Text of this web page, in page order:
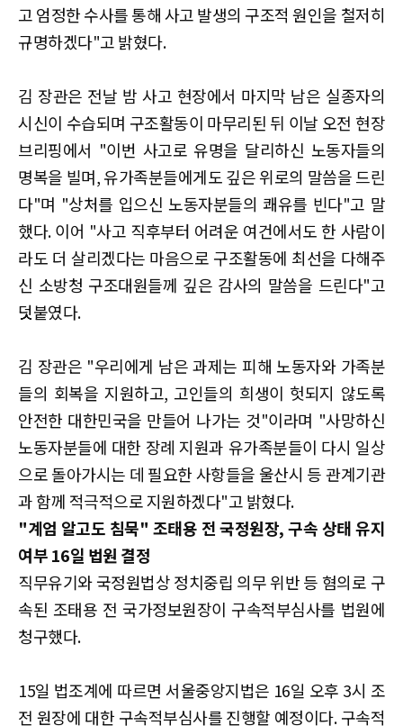
고 엄정한 수사를 통해 사고 발생의 구조적 원인을 철저히
규명하겠다"고 밝혔다.
김 장관은 전날 밤 사고 현장에서 마지막 남은 실종자의
시신이 수습되며 구조활동이 마무리된 뒤 이날 오전 현장
브리핑에서 "이번 사고로 유명을 달리하신 노동자들의
명복을 빌며, 유가족분들에게도 깊은 위로의 말씀을 드린
다"며 "상처를 입으신 노동자분들의 쾌유를 빈다"고 말
했다. 이어 "사고 직후부터 어려운 여건에서도 한 사람이
라도 더 살리겠다는 마음으로 구조활동에 최선을 다해주
신 소방청 구조대원들께 깊은 감사의 말씀을 드린다"고
덧붙였다.
김 장관은 "우리에게 남은 과제는 피해 노동자와 가족분
들의 회복을 지원하고, 고인들의 희생이 헛되지 않도록
안전한 대한민국을 만들어 나가는 것"이라며 "사망하신
노동자분들에 대한 장례 지원과 유가족분들이 다시 일상
으로 돌아가시는 데 필요한 사항들을 울산시 등 관계기관
과 함께 적극적으로 지원하겠다"고 밝혔다.
"계엄 알고도 침묵" 조태용 전 국정원장, 구속 상태 유지
여부 16일 법원 결정
​​​​​​​직무유기와 국정원법상 정치중립 의무 위반 등 혐의로 구
속된 조태용 전 국가정보원장이 구속적부심사를 법원에
청구했다.
15일 법조계에 따르면 서울중앙지법은 16일 오후 3시 조
전 원장에 대한 구속적부심사를 진행할 예정이다. 구속적